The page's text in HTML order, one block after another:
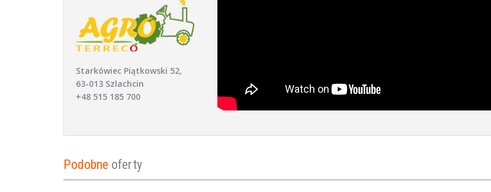
Starkówiec Piątkowski 52,
63-013 Szlachcin
+48 515 185 700
Podobne oferty